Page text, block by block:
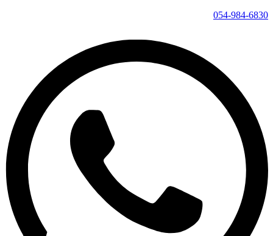
054-984-6830